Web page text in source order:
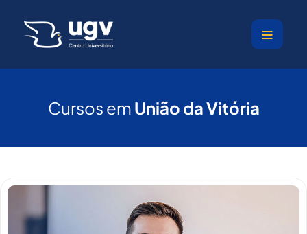
Cursos em União da Vitória